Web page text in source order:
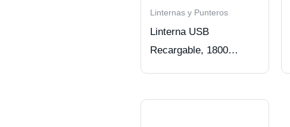
Linternas y Punteros
Linterna USB
Recargable, 1800